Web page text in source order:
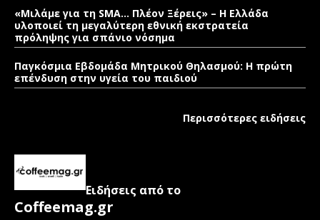
«Μιλάμε για τη SMA… Πλέον Ξέρεις» – Η Ελλάδα
υλοποιεί τη μεγαλύτερη εθνική εκστρατεία
πρόληψης για σπάνιο νόσημα
Παγκόσμια Εβδομάδα Μητρικού Θηλασμού: Η πρώτη
επένδυση στην υγεία του παιδιού
Περισσότερες ειδήσεις
Ειδήσεις από το
Coffeemag.gr